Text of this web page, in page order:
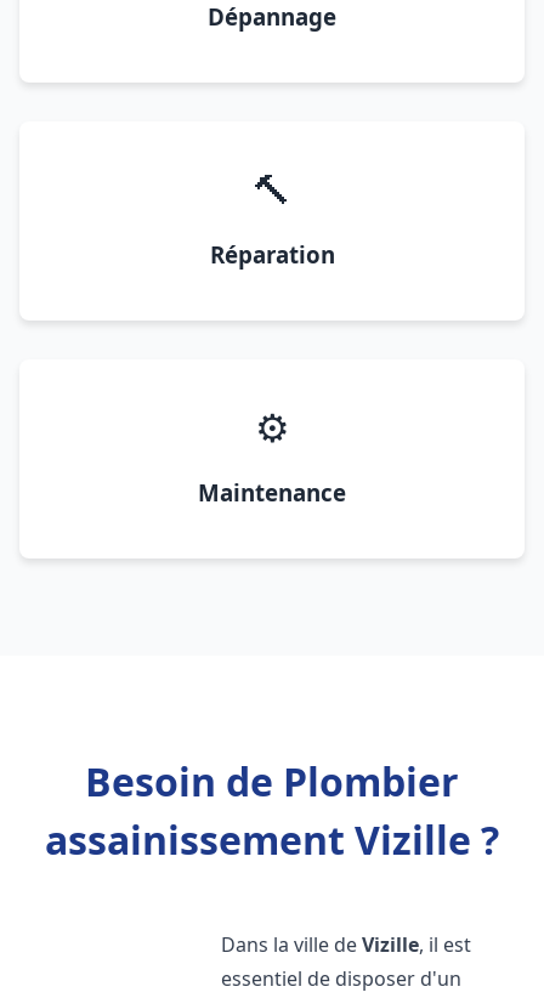
Dépannage
🔨
Réparation
⚙️
Maintenance
Besoin de Plombier
assainissement Vizille ?
Dans la ville deVizille, il est
essentiel de disposer d'un